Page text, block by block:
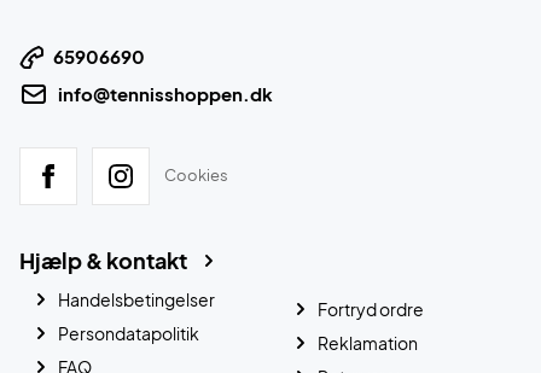
65906690
info@tennisshoppen.dk
Cookies
Hjælp & kontakt
Handelsbetingelser
Persondatapolitik
FAQ
Fortryd ordre
Reklamation